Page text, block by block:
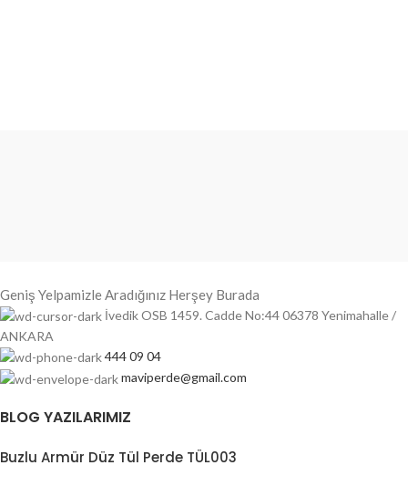
Geniş Yelpamizle Aradığınız Herşey Burada
İvedik OSB 1459. Cadde No:44 06378 Yenimahalle /
ANKARA
444 09 04
maviperde@gmail.com
BLOG YAZILARIMIZ
Buzlu Armür Düz Tül Perde TÜL003